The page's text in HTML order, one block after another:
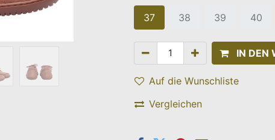
37 38 39 40
IN DEN
Auf die Wunschliste
Vergleichen